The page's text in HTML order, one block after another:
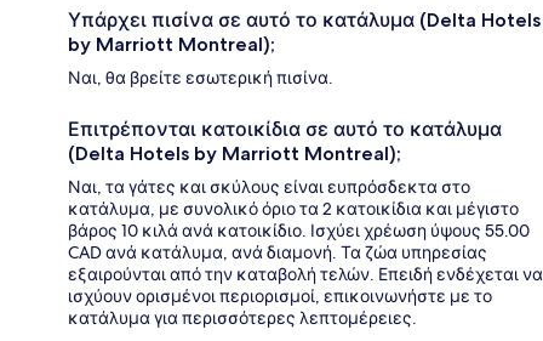
Υπάρχει πισίνα σε αυτό το κατάλυμα (Delta Hotels
by Marriott Montreal);
Ναι, θα βρείτε εσωτερική πισίνα.
Επιτρέπονται κατοικίδια σε αυτό το κατάλυμα
(Delta Hotels by Marriott Montreal);
Ναι, τα γάτες και σκύλους είναι ευπρόσδεκτα στο
κατάλυμα, με συνολικό όριο τα 2 κατοικίδια και μέγιστο
βάρος 10 κιλά ανά κατοικίδιο. Ισχύει χρέωση ύψους 55.00
CAD ανά κατάλυμα, ανά διαμονή. Τα ζώα υπηρεσίας
εξαιρούνται από την καταβολή τελών. Επειδή ενδέχεται να
ισχύουν ορισμένοι περιορισμοί, επικοινωνήστε με το
κατάλυμα για περισσότερες λεπτομέρειες.